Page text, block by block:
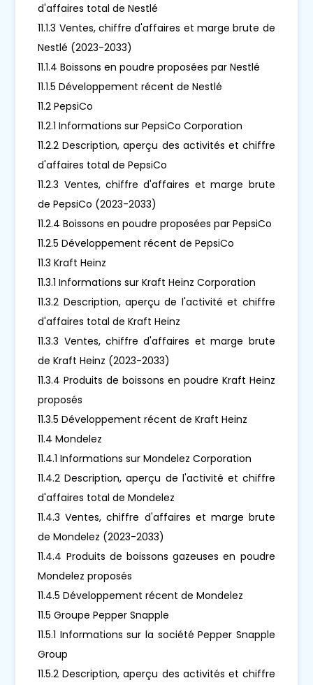
d'affaires total de Nestlé
11.1.3 Ventes, chiffre d'affaires et marge brute de
Nestlé (2023-2033)
11.1.4 Boissons en poudre proposées par Nestlé
11.1.5 Développement récent de Nestlé
11.2 PepsiCo
11.2.1 Informations sur PepsiCo Corporation
11.2.2 Description, aperçu des activités et chiffre
d'affaires total de PepsiCo
11.2.3 Ventes, chiffre d'affaires et marge brute
de PepsiCo (2023-2033)
11.2.4 Boissons en poudre proposées par PepsiCo
11.2.5 Développement récent de PepsiCo
11.3 Kraft Heinz
11.3.1 Informations sur Kraft Heinz Corporation
11.3.2 Description, aperçu de l'activité et chiffre
d'affaires total de Kraft Heinz
11.3.3 Ventes, chiffre d'affaires et marge brute
de Kraft Heinz (2023-2033)
11.3.4 Produits de boissons en poudre Kraft Heinz
proposés
11.3.5 Développement récent de Kraft Heinz
11.4 Mondelez
11.4.1 Informations sur Mondelez Corporation
11.4.2 Description, aperçu de l'activité et chiffre
d'affaires total de Mondelez
11.4.3 Ventes, chiffre d'affaires et marge brute
de Mondelez (2023-2033)
11.4.4 Produits de boissons gazeuses en poudre
Mondelez proposés
11.4.5 Développement récent de Mondelez
11.5 Groupe Pepper Snapple
11.5.1 Informations sur la société Pepper Snapple
Group
11.5.2 Description, aperçu des activités et chiffre